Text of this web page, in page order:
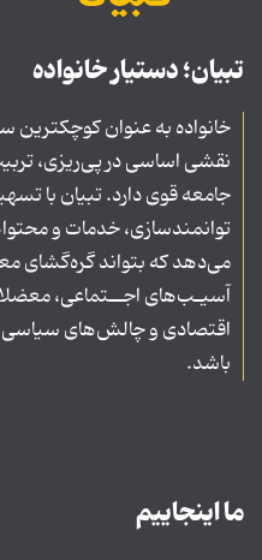
تبیان؛ دستیار خانواده
خانواده به عنوان
نقشی اساسی در پی‌ریزی،
جامعه قوی دارد. تبیان با
توانمندسازی، خدمات و
می‌دهد که بتواند گره‌گشای
آسیـب‌های اجــتماعی،
اقتصادی و چالش‌های سیاسی
باشد.
ما اینجاییم